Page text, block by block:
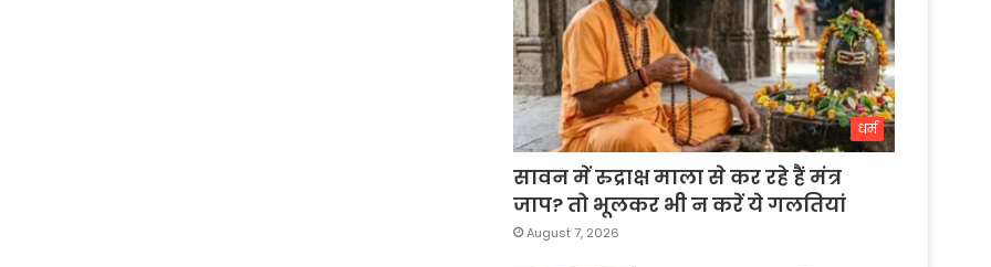
धर्म
सावन में रुद्राक्ष माला से कर रहे हैं मंत्र
जाप? तो भूलकर भी न करें ये गलतियां
August 7, 2026